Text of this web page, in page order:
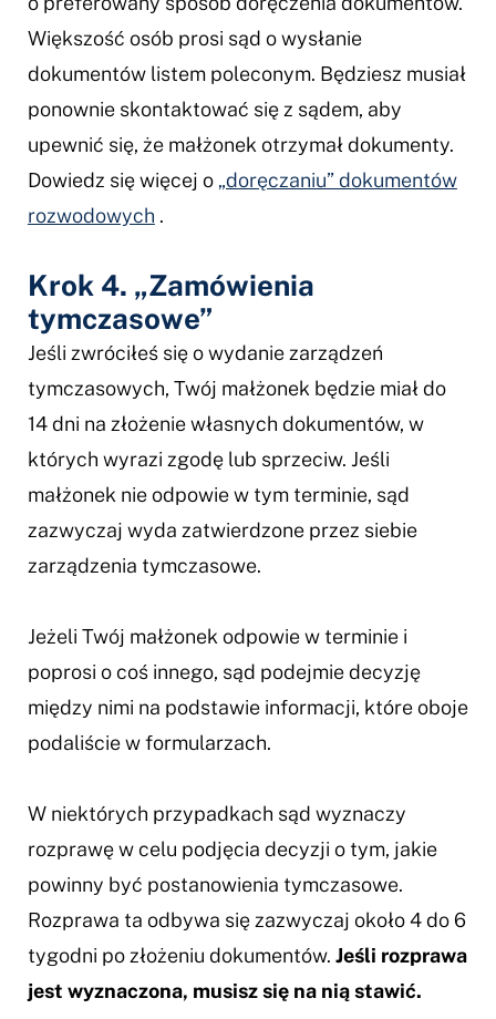
Większość osób prosi sąd o wysłanie
dokumentów listem poleconym. Będziesz musiał
ponownie skontaktować się z sądem, aby
upewnić się, że małżonek otrzymał dokumenty.
Dowiedz się więcej o „doręczaniu” dokumentów
rozwodowych .
Krok 4. „Zamówienia
tymczasowe”
Jeśli zwróciłeś się o wydanie zarządzeń
tymczasowych, Twój małżonek będzie miał do
14 dni na złożenie własnych dokumentów, w
których wyrazi zgodę lub sprzeciw. Jeśli
małżonek nie odpowie w tym terminie, sąd
zazwyczaj wyda zatwierdzone przez siebie
zarządzenia tymczasowe.
Jeżeli Twój małżonek odpowie w terminie i
poprosi o coś innego, sąd podejmie decyzję
między nimi na podstawie informacji, które oboje
podaliście w formularzach.
W niektórych przypadkach sąd wyznaczy
rozprawę w celu podjęcia decyzji o tym, jakie
powinny być postanowienia tymczasowe.
Rozprawa ta odbywa się zazwyczaj około 4 do 6
tygodni po złożeniu dokumentów. Jeśli rozprawa
jest wyznaczona, musisz się na nią stawić.